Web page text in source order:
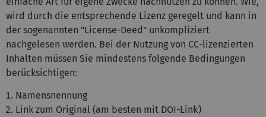
wird durch die entsprechende Lizenz geregelt und kann in
der sogenannten "License-Deed" unkompliziert
nachgelesen werden. Bei der Nutzung von CC-lizenzierten
Inhalten müssen Sie mindestens folgende Bedingungen
berücksichtigen:
Namensnennung
Link zum Original (am besten mit DOI-Link)